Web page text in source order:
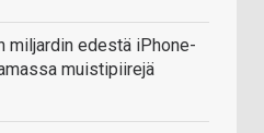
miljardin edestä iPhone-
muistipiirejä